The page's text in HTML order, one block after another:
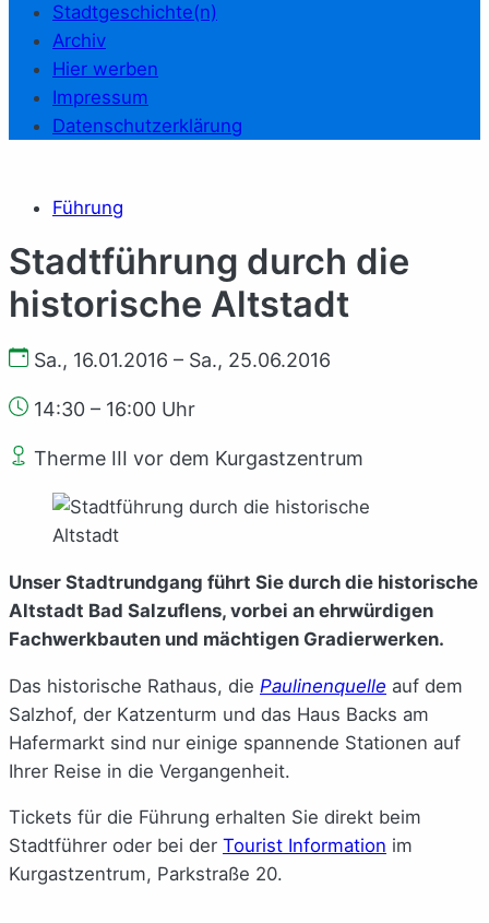
Stadtgeschichte(n)
Archiv
Hier werben
Impressum
Datenschutzerklärung
Führung
Stadtführung durch die
historische Altstadt
Sa., 16.01.2016 – Sa., 25.06.2016
14:30 – 16:00 Uhr
Therme III vor dem Kurgastzentrum
Unser Stadtrundgang führt Sie durch die historische
Altstadt Bad Salzuflens, vorbei an ehrwürdigen
Fachwerkbauten und mächtigen Gradierwerken.
Das historische Rathaus, die Paulinenquelle auf dem
Salzhof, der Katzenturm und das Haus Backs am
Hafermarkt sind nur einige spannende Stationen auf
Ihrer Reise in die Vergangenheit.
Tickets für die Führung erhalten Sie direkt beim
Stadtführer oder bei der Tourist Information im
Kurgastzentrum, Parkstraße 20.